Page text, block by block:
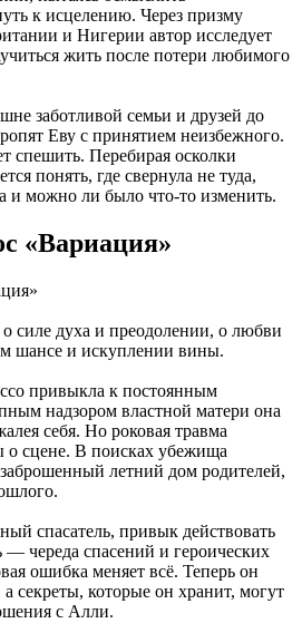
к исцелению. Через призму
и Нигерии автор исследует
жить после потери любимого
заботливой семьи и друзей до
Еву с принятием неизбежного.
спешить. Перебирая осколки
понять, где свернула не туда,
и можно ли было что-то изменить.
«Вариация»
силе духа и преодолении, о любви
шансе и искуплении вины.
привыкла к постоянным
надзором властной матери она
себя. Но роковая травма
о сцене. В поисках убежища
летний дом родителей,
спасатель, привык действовать
череда спасений и героических
ошибка меняет всё. Теперь он
секреты, которые он хранит, могут
с Алли.